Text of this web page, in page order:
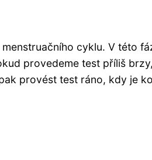
cyklu. V této
provedeme test příliš
provést test ráno, kdy je